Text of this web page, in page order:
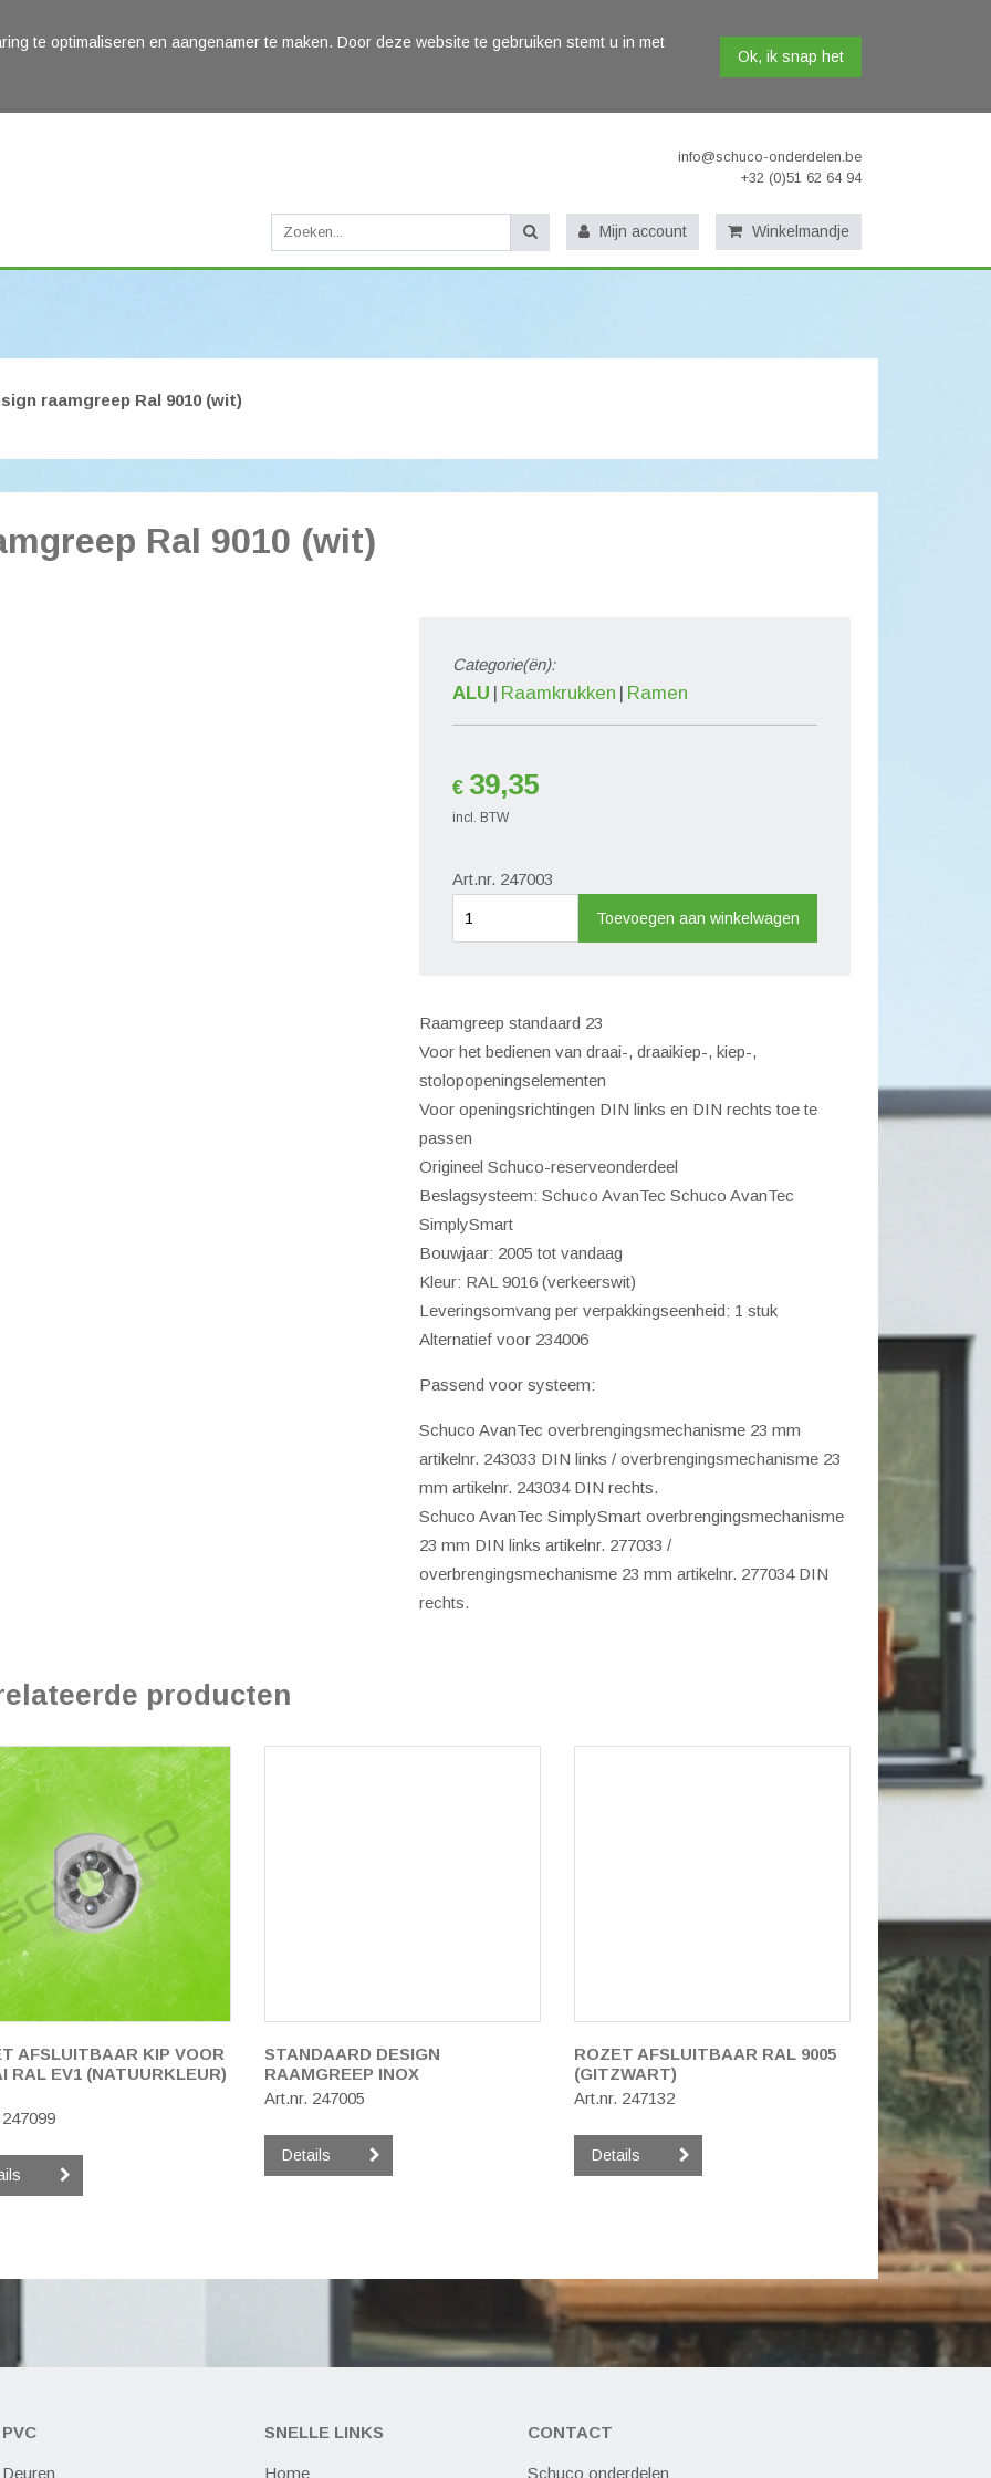
te optimaliseren en aangenamer te maken. Door deze website te gebruiken stemt u in met
Ok, ik snap het
info@schuco-onderdelen.be
+32 (0)51 62 64 94
Mijn account Winkelmandje
raamgreep Ral 9010 (wit)
Ral 9010 (wit)
Categorie(ën):
ALU Raamkrukken Ramen
€ 39,35
incl. BTW
Art.nr. 247003
9010
(wit)
aantal
Toevoegen aan winkelwagen
Raamgreep standaard 23
Voor het bedienen van draai-, draaikiep-, kiep-,
stolopopeningselementen
Voor openingsrichtingen DIN links en DIN rechts toe te
passen
Origineel Schuco-reserveonderdeel
Beslagsysteem: Schuco AvanTec Schuco AvanTec
SimplySmart
Bouwjaar: 2005 tot vandaag
Kleur: RAL 9016 (verkeerswit)
Leveringsomvang per verpakkingseenheid: 1 stuk
Alternatief voor 234006
Passend voor systeem:
Schuco AvanTec overbrengingsmechanisme 23 mm
artikelnr. 243033 DIN links / overbrengingsmechanisme 23
mm artikelnr. 243034 DIN rechts.
Schuco AvanTec SimplySmart overbrengingsmechanisme
23 mm DIN links artikelnr. 277033 /
overbrengingsmechanisme 23 mm artikelnr. 277034 DIN
rechts.
producten
AFSLUITBAAR KIP VOOR
RAL EV1 (NATUURKLEUR)
STANDAARD DESIGN
RAAMGREEP INOX
Art.nr. 247005
Details
ROZET AFSLUITBAAR RAL 9005
(GITZWART)
Art.nr. 247132
Details
PVC
Deuren
SNELLE LINKS
Home
CONTACT
Schuco onderdelen